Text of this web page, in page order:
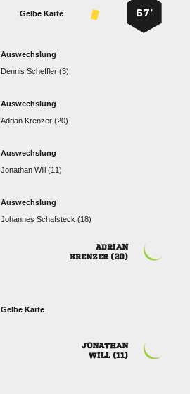
67’
Gelbe Karte
Auswechslung
  
Auswechslung
  
Auswechslung
  
Auswechslung
  

 
Gelbe Karte

 